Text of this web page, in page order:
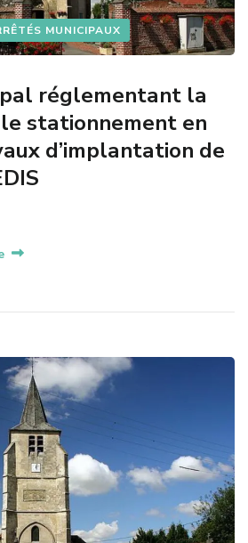
MUNICIPAUX
réglementant la
stationnement en
d’implantation de